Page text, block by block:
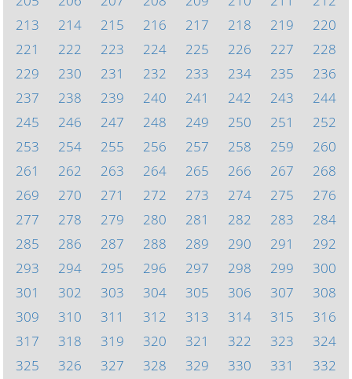
213
214 215 216 217 218 219
220
221
222 223 224 225 226 227
228
229
230 231 232 233 234 235
236
237
238 239 240 241 242 243
244
245
246 247 248 249 250 251
252
253
254 255 256 257 258 259
260
261
262 263 264 265 266 267
268
269
270 271 272 273 274 275
276
277
278 279 280 281 282 283
284
285
286 287 288 289 290 291
292
293
294 295 296 297 298 299
300
301
302 303 304 305 306 307
308
309
310 311 312 313 314 315
316
317
318 319 320 321 322 323
324
325
326 327 328 329 330 331
332